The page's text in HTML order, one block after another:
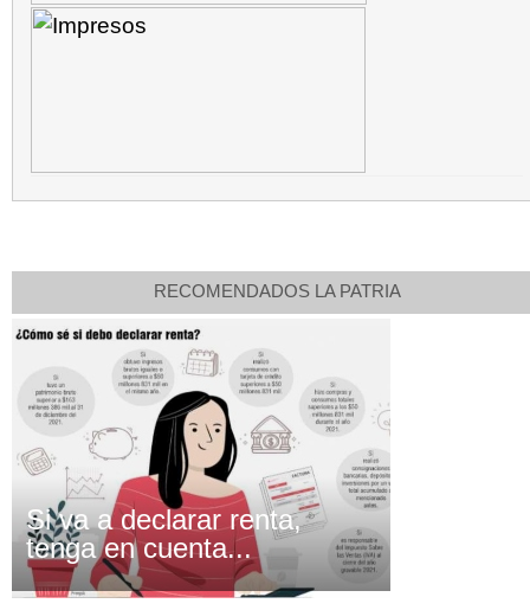
RECOMENDADOS LA PATRIA
Si va a declarar renta,
tenga en cuenta...